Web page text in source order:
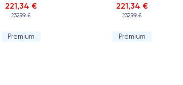
221,34 €
232,99 €
Premium
221,34 €
232,99 €
Premium